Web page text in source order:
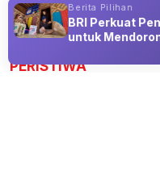
PERISTIWA
Berita Pilihan
BRI Perkuat
untuk